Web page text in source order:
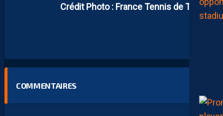
Crédit Photo : France Tennis de Table
COMMENTAIRES